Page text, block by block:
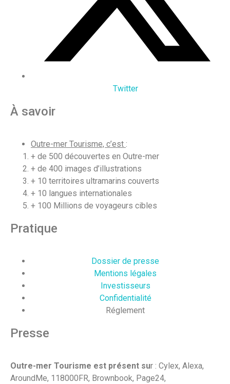
Twitter
À savoir
Outre-mer Tourisme, c’est :
+ de 500 découvertes en Outre-mer
+ de 400 images d’illustrations
+ 10 territoires ultramarins couverts
+ 10 langues internationales
+ 100 Millions de voyageurs cibles
Pratique
Dossier de presse
Mentions légales
Investisseurs
Confidentialité
Réglement
Presse
Outre-mer Tourisme est présent sur : Cylex, Alexa,
AroundMe, 118000FR, Brownbook, Page24,